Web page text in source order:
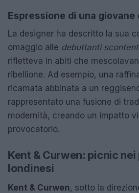
Espressione di una giovane
La designer ha descritto la sua
omaggio alle debuttanti
rifletteva in abiti che
ribellione. Ad esempio, una
ricamata abbinata a un
rappresentato una fusione di
modernità, creando un impatto
provocatorio.
Kent & Curwen: picnic nei
londinesi
Kent & Curwen, sotto la